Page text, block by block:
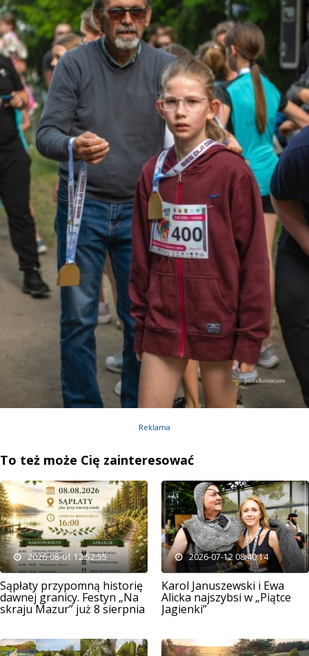
Reklama
To też może Cię zainteresować
2026-08-01 12:52:55
Sąpłaty przypomną historię
dawnej granicy. Festyn „Na
skraju Mazur” już 8 sierpnia
2026-07-12 08:40:14
Karol Januszewski i Ewa
Alicka najszybsi w „Piątce
Jagienki”